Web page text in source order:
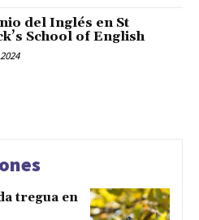
del Inglés en St
School of English
tregua en